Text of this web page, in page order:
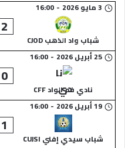
3 مايو 2026 -
16:00
شباب واد الذهب CJOD
2
25 أبريل 2026 -
16:00
نادي فم الواد CFF
0
19 أبريل 2026 -
16:00
شباب سيدي إفني CUJSI
1